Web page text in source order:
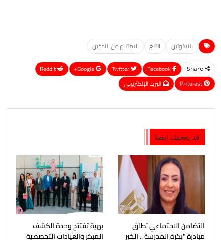
النيكوتين التبغ الامتناع عن التدخين
Share
Google+
ReddIt
Pinterest
البريد الإلكتروني
قد يعجبك ايضا
التضامن الاجتماعي تطلق
مبادرة "بكرة المدرسة .. الخير
بهية تفتتح وحدة الكشف
المبكر والعيادات التخصصية